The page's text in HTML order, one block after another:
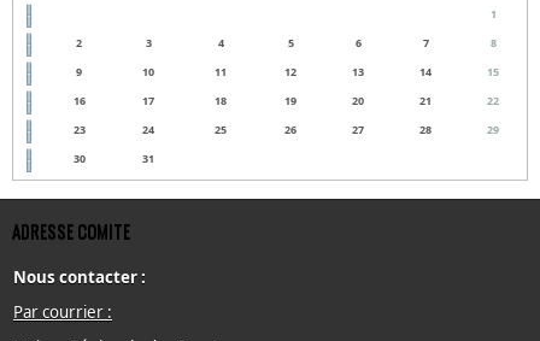
1
2
3 4 5 6 7
8
9
10 11 12 13 14
15
16
17 18 19 20 21
22
23
24 25 26 27 28
29
30
31
ADRESSE COMITE
Nous contacter :
Par courrier :